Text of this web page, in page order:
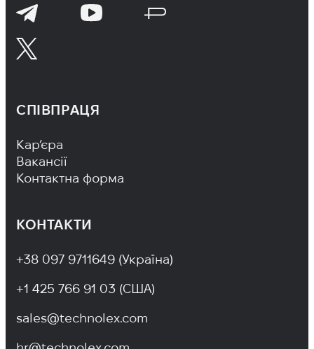
СПІВПРАЦЯ
Footer Navigation
Кар’єра
Вакансії
Контактна форма
КОНТАКТИ
+38 097 9711649 (Україна)
+1 425 766 91 03 (США)
sales@technolex.com